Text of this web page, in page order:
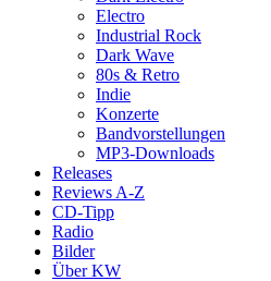
Electro
Industrial Rock
Dark Wave
80s & Retro
Indie
Konzerte
Bandvorstellungen
MP3-Downloads
Releases
Reviews A-Z
CD-Tipp
Radio
Bilder
Über KW